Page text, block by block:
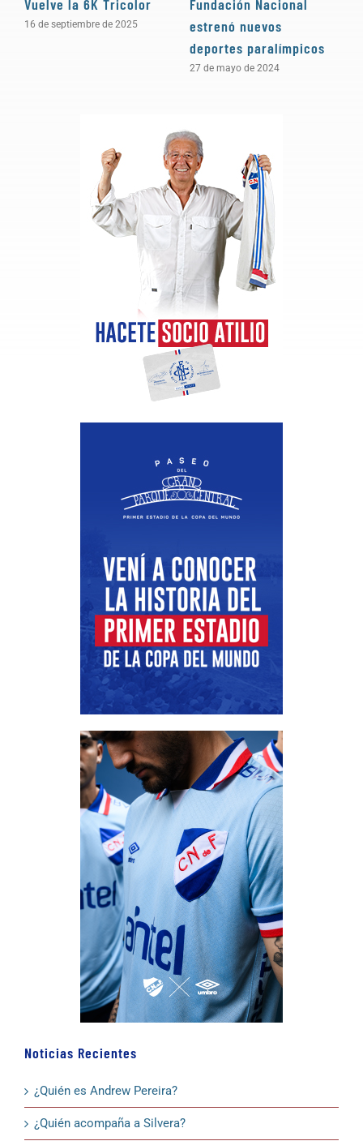
Vuelve la 6K Tricolor
16 de septiembre de 2025
Fundación Nacional
estrenó nuevos
deportes paralímpicos
27 de mayo de 2024
Noticias Recientes
¿Quién es Andrew Pereira?
¿Quién acompaña a Silvera?